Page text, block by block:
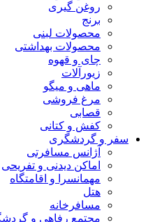
روغن گیری
برنج
محصولات لبنی
محصولات بهداشتی
چای و قهوه
زیورآلات
ماهی و میگو
مرغ فروشی
قصابی
کفش و کتانی
سفر و گردشگری
آژانس مسافرتی
اماکن دیدنی و تفریحی
مهمانسرا و اقامتگاه
هتل
مسافرخانه
مجتمع رفاهی و